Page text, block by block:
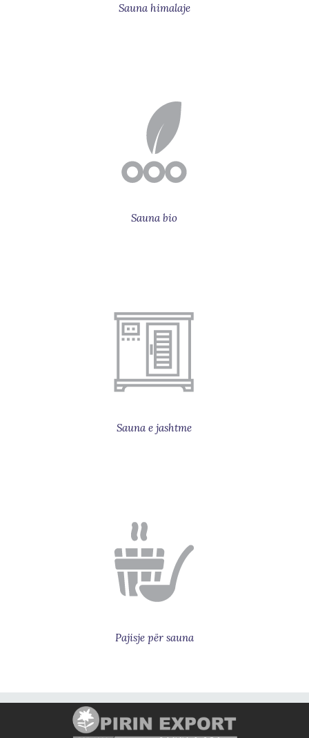
Sauna himalaje
Sauna bio
Sauna e jashtme
Pajisje për sauna